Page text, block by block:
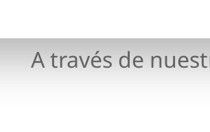
de fuga interior
A través de